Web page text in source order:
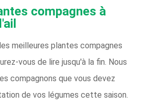
compagnes à
meilleures plantes compagnes
vous de lire jusqu'à la fin. Nous
compagnons que vous devez
de vos légumes cette saison.